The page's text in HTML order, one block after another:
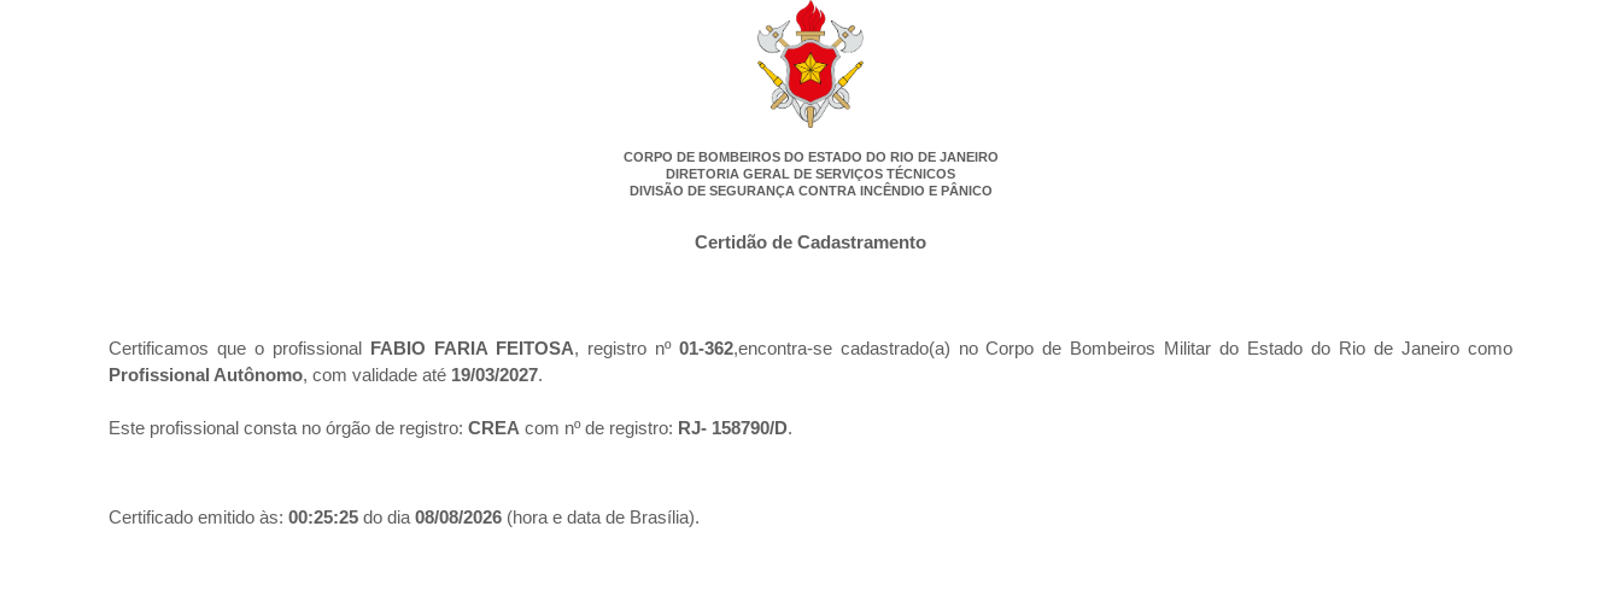
CORPO DE BOMBEIROS DO ESTADO DO RIO DE JANEIRO
DIRETORIA GERAL DE SERVIÇOS TÉCNICOS
DIVISÃO DE SEGURANÇA CONTRA INCÊNDIO E PÂNICO
Certidão de Cadastramento
Certificamos que o profissional FABIO FARIA FEITOSA, registro nº 01-362,encontra-se cadastrado(a) no Corpo de Bombeiros Militar do Estado do Rio de Janeiro como
Profissional Autônomo, com validade até 19/03/2027.
Este profissional consta no órgão de registro: CREA com nº de registro: RJ- 158790/D.
Certificado emitido às: 00:25:25 do dia 08/08/2026 (hora e data de Brasília).